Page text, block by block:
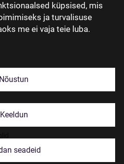
küpsised, mis
ja turvalisuse
me ei vaja teie luba.
Nõustun
Keeldun
seadeid